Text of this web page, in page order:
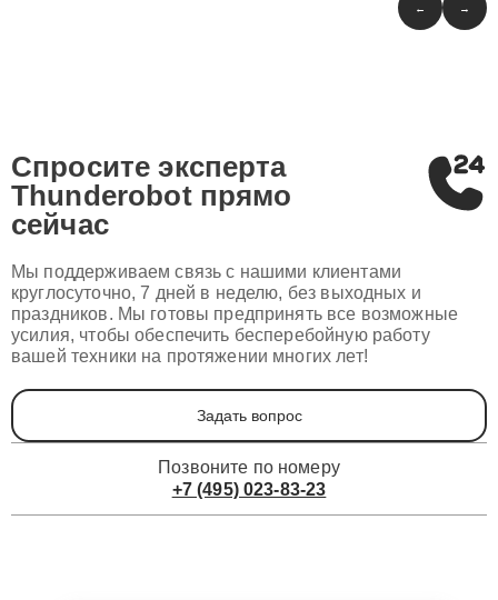
← →
Спросите эксперта
Thunderobot прямо
сейчас
Мы поддерживаем связь с нашими клиентами
круглосуточно, 7 дней в неделю, без выходных и
праздников. Мы готовы предпринять все возможные
усилия, чтобы обеспечить бесперебойную работу
вашей техники на протяжении многих лет!
Задать вопрос
Позвоните по номеру
+7 (495) 023-83-23